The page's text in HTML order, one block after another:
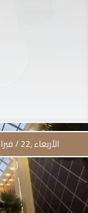
الأربعاء ,22 / فبراير / 2023